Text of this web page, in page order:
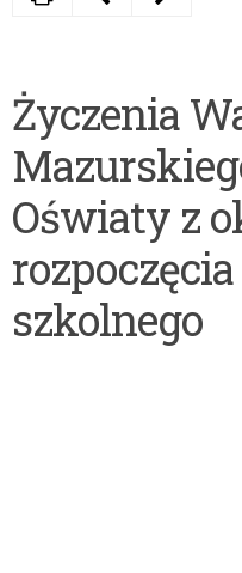
Życzenia
Oświaty z
szkolnego
Ministra
Edukacji
Nauki
–
rozpoczęcie
powrót
do